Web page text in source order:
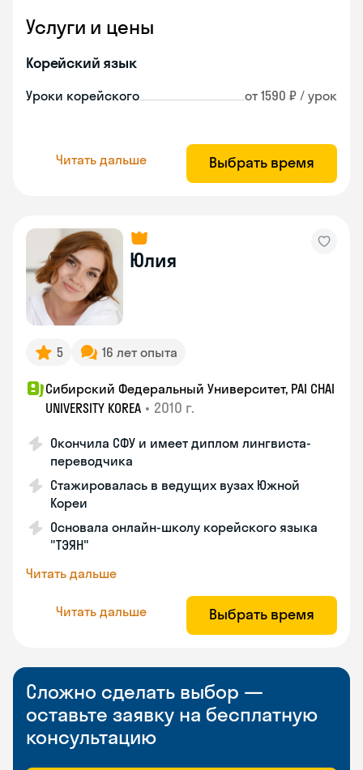
Услуги и цены
Корейский язык
Уроки корейского от 1590 ₽ / урок
Читать дальше Выбрать время
Юлия
5 16 лет опыта
Сибирский Федеральный Университет, PAI CHAI
UNIVERSITY KOREA • 2010 г.
Окончила СФУ и имеет диплом лингвиста-
переводчика
Стажировалась в ведущих вузах Южной
Кореи
Основала онлайн-школу корейского языка
"ТЭЯН"
Читать дальше
Читать дальше Выбрать время
Сложно сделать выбор —
оставьте заявку на бесплатную
консультацию